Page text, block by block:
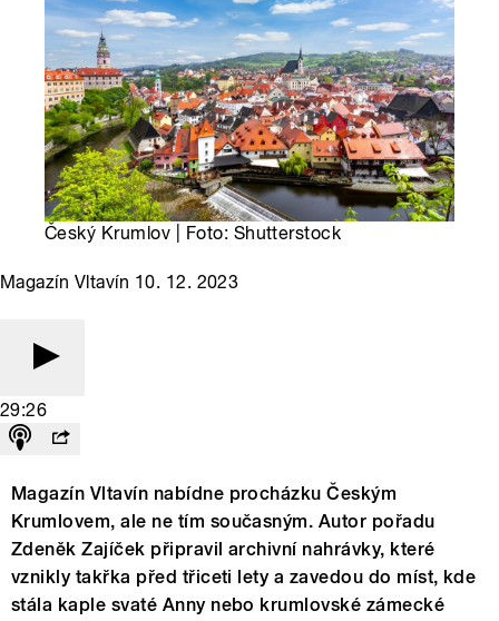
Český Krumlov | Foto: Shutterstock
Magazín Vltavín 10. 12. 2023
29:26
Magazín Vltavín nabídne procházku Českým
Krumlovem, ale ne tím současným. Autor pořadu
Zdeněk Zajíček připravil archivní nahrávky, které
vznikly takřka před třiceti lety a zavedou do míst, kde
stála kaple svaté Anny nebo krumlovské zámecké